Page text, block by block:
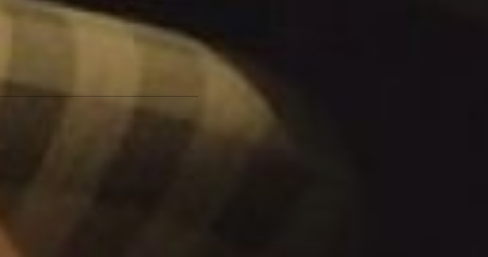
вознаградит тебя за все
ВКонтакте
Одноклассники,